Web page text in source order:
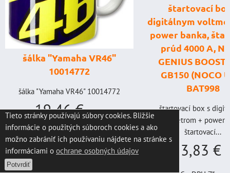
šálka "Yamaha VR46"
10014772
šálka "Yamaha VR46" 10014772
19,46 €s DPH
ks DO KOŠÍKA
štartovací
digitálnym
power banka,
prúd 4000 A,
GENIUS BOOST
GB150 (NOCO
BAT998
štartovací box s
voltmetrom + power
štartovací...
333,83 €
Tieto stránky používajú súbory cookies. Bližšie
informácie o použitých súboroch cookies a ako
možno zabrániť ich používaniu nájdete na stránke s
informáciami o ochrane osobných údajov
Potvrdiť